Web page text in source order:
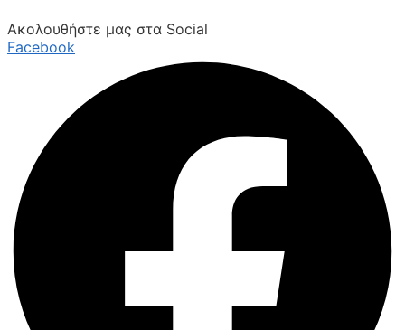
Ακολουθήστε μας στα Social
Facebook